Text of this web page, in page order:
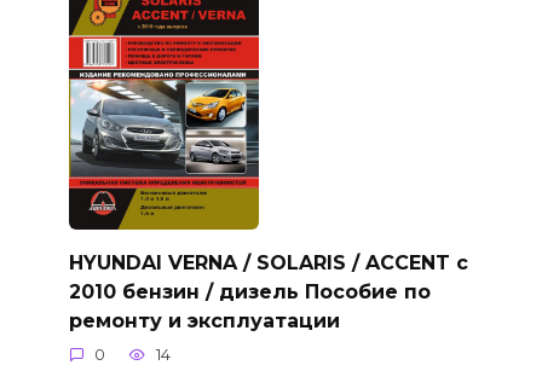
HYUNDAI VERNA / SOLARIS / ACCENT с
2010 бензин / дизель Пособие по
ремонту и эксплуатации
0 14